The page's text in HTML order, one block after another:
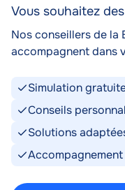
Vous souhaitez
Nos conseillers de la
accompagnent dans
Simulation
Conseils
Solutions